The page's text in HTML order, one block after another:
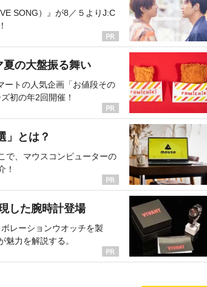
SONG）』が8／５よりJ:C
の大盤振る舞い
ートの人気企画「お値段その
初の年2回開催！
」とは？
で、マウスコンピューターの
！
した腕時計登場
レーションウオッチを製
力を解説する。